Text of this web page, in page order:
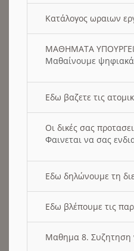
Κατάλογος ωραιων
ΜΑΘΗΜΑΤΑ
Μαθαίνουμε
Εδω βαζετε τις
Οι δικές σας
Φαινεται να σας
Εδω δηλώνουμε τη
Εδω βλέπουμε τις
Μαθημα 8. Συζητηση